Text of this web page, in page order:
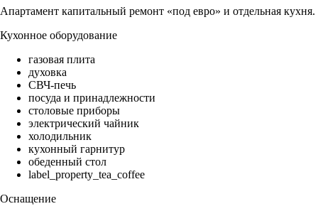
Апартамент капитальный ремонт «под евро» и отдельная кухня.
Кухонное оборудование
газовая плита
духовка
СВЧ-печь
посуда и принадлежности
столовые приборы
электрический чайник
холодильник
кухонный гарнитур
обеденный стол
label_property_tea_coffee
Оснащение